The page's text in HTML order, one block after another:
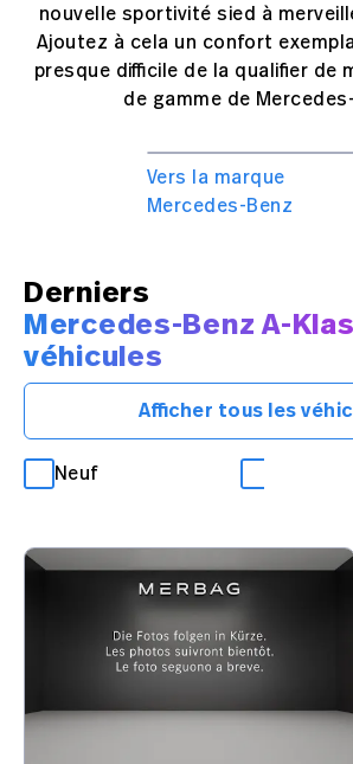
nouvelle sportivité sied à
Ajoutez à cela un confort
presque difficile de la qualifier de
de gamme de
Vers la marque
Mercedes-Benz
Derniers
Mercedes-Benz A-
véhicules
Afficher tous les
Neuf